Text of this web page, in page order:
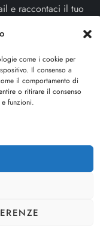
come i cookie per
Il consenso a
il comportamento di
o ritirare il consenso
funzioni.
e raccontaci il tuo
del network
ADV